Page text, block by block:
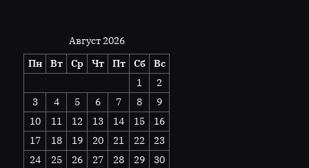
Август 2026
Пн
Вт Ср Чт Пт Сб
Вс
1
2
3
4 5 6 7 8
9
10
11 12 13 14 15
16
17
18 19 20 21 22
23
24
25 26 27 28 29
30